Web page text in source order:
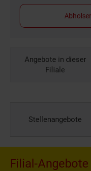
Angebote in dieser
Filiale
Stellenangebote
Filial-Angebote